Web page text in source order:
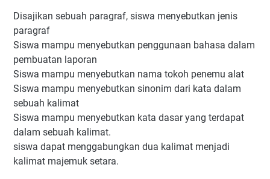
Disajikan sebuah paragraf, siswa menyebutkan jenis
paragraf
Siswa mampu menyebutkan penggunaan bahasa dalam
pembuatan laporan
Siswa mampu menyebutkan nama tokoh penemu alat
Siswa mampu menyebutkan sinonim dari kata dalam
sebuah kalimat
Siswa mampu menyebutkan kata dasar yang terdapat
dalam sebuah kalimat.
siswa dapat menggabungkan dua kalimat menjadi
kalimat majemuk setara.